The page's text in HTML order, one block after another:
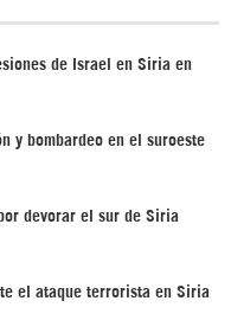
de Israel en Siria en
y bombardeo en el suroeste
devorar el sur de Siria
el ataque terrorista en Siria